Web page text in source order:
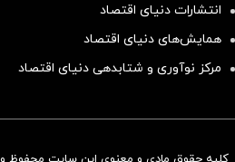
انتشارات دنیای اقتصاد
همایش‌های دنیای اقتصاد
مرکز نوآوری و شتابدهی دنیای اقتصاد